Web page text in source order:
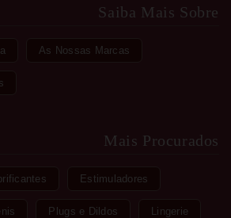
Saiba Mais Sobre
As Nossas Marcas
Mais Procurados
Estimuladores
Plugs e Dildos Lingerie